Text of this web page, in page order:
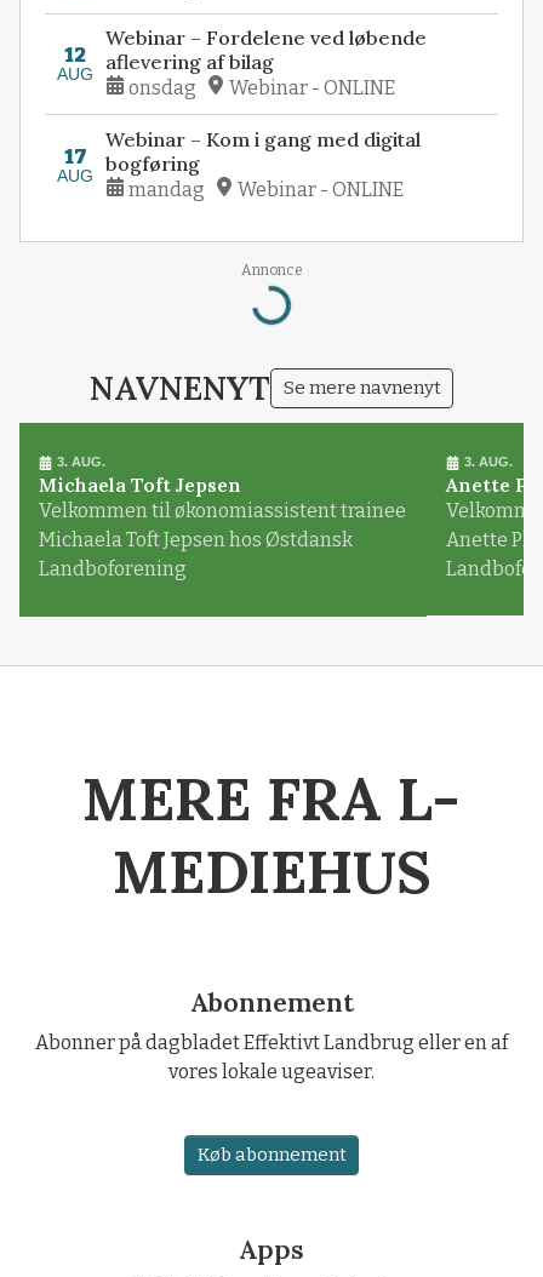
12
AUG
Webinar – Fordelene ved løbende
aflevering af bilag
onsdag Webinar - ONLINE
17
AUG
Webinar – Kom i gang med digital
bogføring
mandag Webinar - ONLINE
Annonce
Loading...
NAVNENYT Se mere navnenyt
3. AUG.
Michaela Toft Jepsen
Velkommen til økonomiassistent trainee
Michaela Toft Jepsen hos Østdansk
Landboforening
3. AUG.
Anette
Anette
MERE FRA L-
MEDIEHUS
Abonnement
Abonner på dagbladet Effektivt Landbrug eller en af
vores lokale ugeaviser.
Køb abonnement
Apps